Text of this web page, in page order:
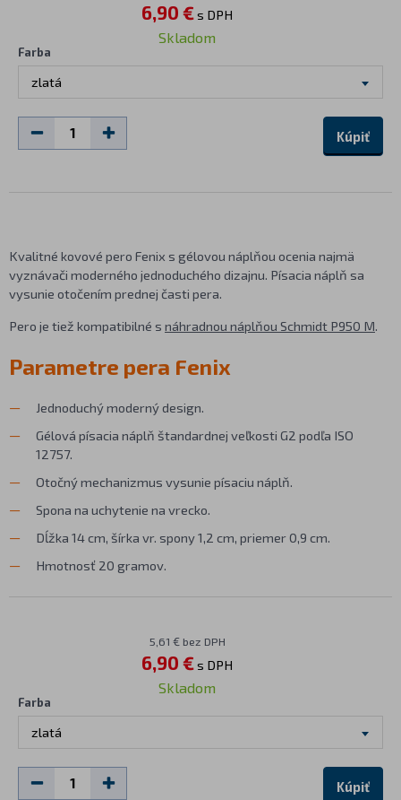
6,90 €s DPH
Skladom
Farba
zlatá
Kúpiť
Kvalitné kovové pero Fenix s gélovou náplňou ocenia najmä
vyznávači moderného jednoduchého dizajnu. Písacia náplň sa
vysunie otočením prednej časti pera.
Pero je tiež kompatibilné s náhradnou náplňou Schmidt P950 M.
Parametre pera Fenix
Jednoduchý moderný design.
Gélová písacia náplň štandardnej veľkosti G2 podľa ISO
12757.
Otočný mechanizmus vysunie písaciu náplň.
Spona na uchytenie na vrecko.
Dĺžka 14 cm, šírka vr. spony 1,2 cm, priemer 0,9 cm.
Hmotnosť 20 gramov.
5,61 € bez DPH
6,90 €s DPH
Skladom
Farba
zlatá
Kúpiť